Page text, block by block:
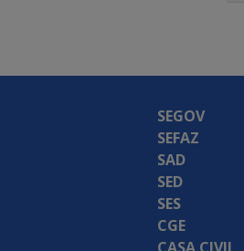
SEGOV
SEFAZ
SAD
SED
SES
CGE